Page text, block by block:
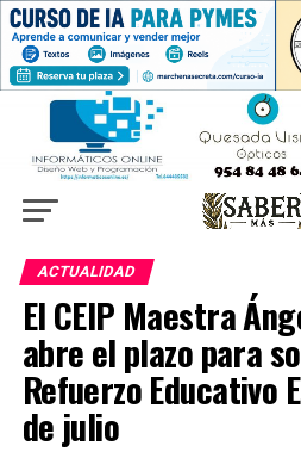
ACTUALIDAD
El CEIP Maestra
abre el plazo para
Refuerzo
de julio